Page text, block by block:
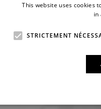
Ce
This website uses cookies
in
STRICTEMENT